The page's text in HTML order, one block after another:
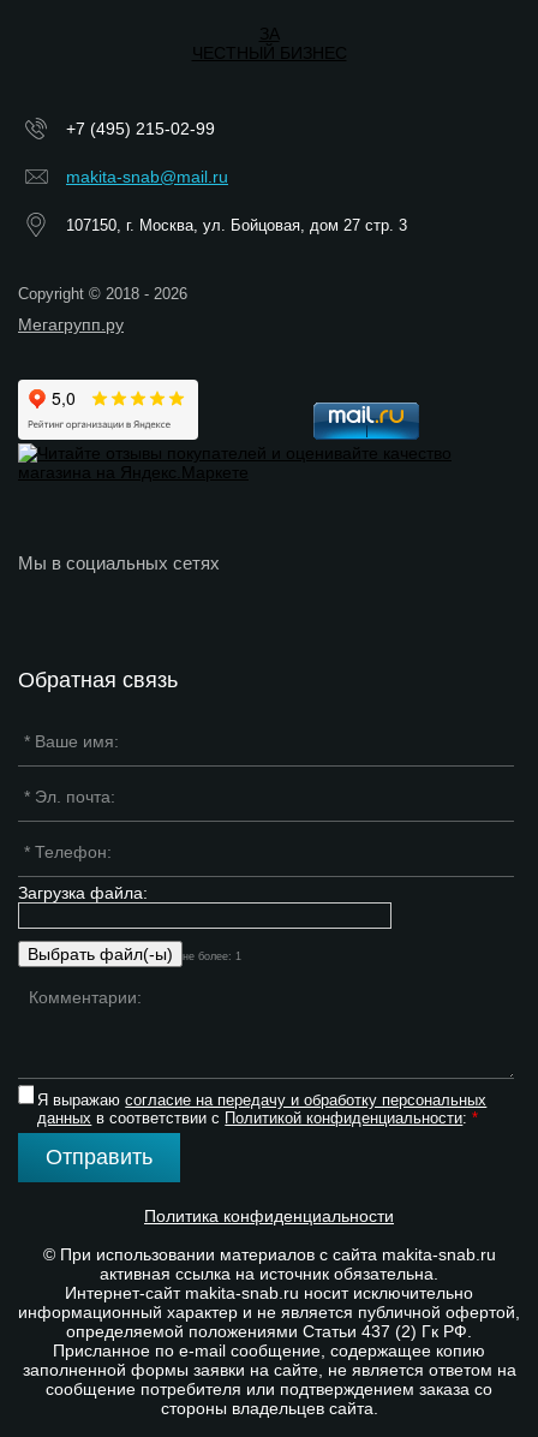
+7 (495) 215-02-99
makita-snab@mail.ru
107150, г. Москва, ул. Бойцовая, дом 27 стр. 3
Copyright © 2018 - 2026
Мегагрупп.ру
Мы в социальных сетях
ЗА
ЧЕСТНЫЙ БИЗНЕС
Обратная связь
Загрузка файла:
не более: 1
Я выражаюсогласие на передачу и обработку персональных
данных в соответствии с Политикой конфиденциальности:*
Отправить
Политика конфиденциальности
© При использовании материалов с сайта makita-snab.ru
активная ссылка на источник обязательна.
Интернет-сайт makita-snab.ru носит исключительно
информационный характер и не является публичной офертой,
определяемой положениями Статьи 437 (2) Гк РФ.
Присланное по e-mail сообщение, содержащее копию
заполненной формы заявки на сайте, не является ответом на
сообщение потребителя или подтверждением заказа со
стороны владельцев сайта.